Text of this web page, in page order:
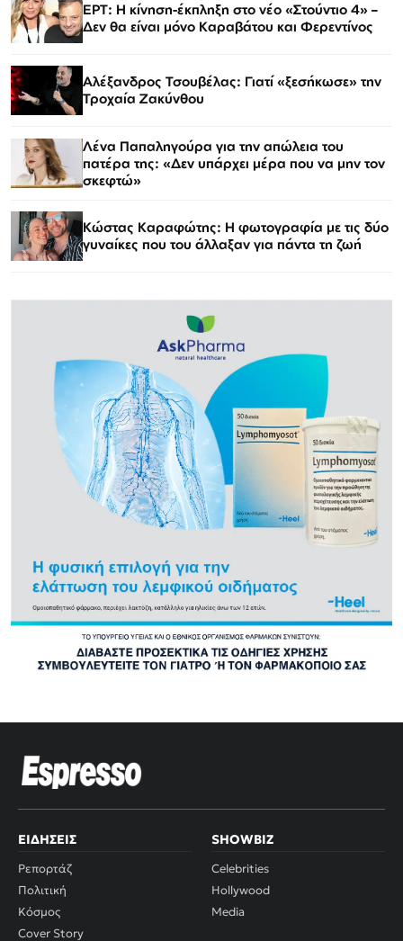
ΕΡΤ: Η κίνηση-έκπληξη στο νέο «Στούντιο 4» –
Δεν θα είναι μόνο Καραβάτου και Φερεντίνος
Αλέξανδρος Τσουβέλας: Γιατί «ξεσήκωσε» την
Τροχαία Ζακύνθου
Λένα Παπαληγούρα για την απώλεια του
πατέρα της: «Δεν υπάρχει μέρα που να μην τον
σκεφτώ»
Κώστας Καραφώτης: Η φωτογραφία με τις δύο
γυναίκες που του άλλαξαν για πάντα τη ζωή
ΕΙΔΉΣΕΙΣ
Ρεπορτάζ
Πολιτική
Κόσμος
Cover Story
SHOWBIZ
Celebrities
Hollywood
Media